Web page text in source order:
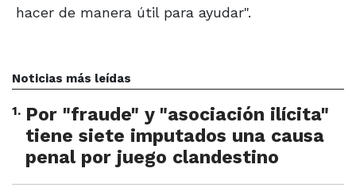
hacer de manera útil para ayudar".
Noticias más leídas
1. Por "fraude" y "asociación ilícita"
tiene siete imputados una causa
penal por juego clandestino